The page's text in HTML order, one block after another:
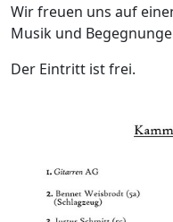
Wir freuen uns auf
Musik und
Der Eintritt ist frei.